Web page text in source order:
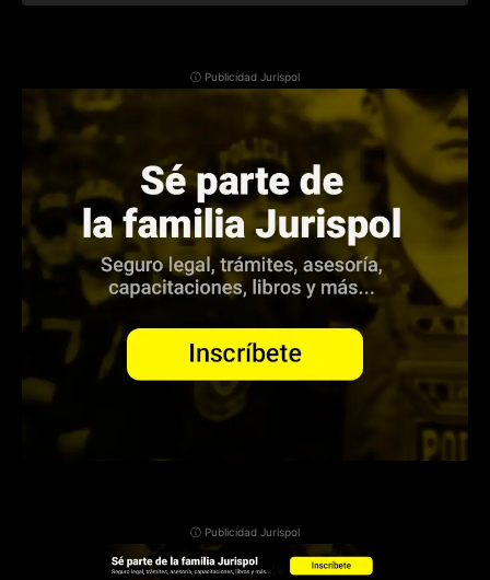
ⓘ Publicidad Jurispol
ⓘ Publicidad Jurispol